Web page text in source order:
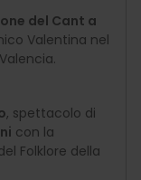
del Cant a
Valentina nel
, spettacolo di
con la
Folklore della